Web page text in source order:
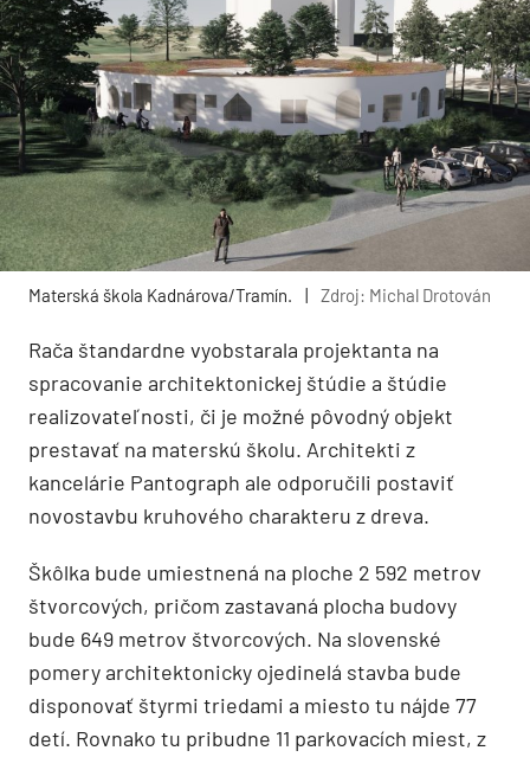
Materská škola Kadnárova/Tramín. Zdroj: Michal Drotován
Rača štandardne vyobstarala projektanta na
spracovanie architektonickej štúdie a štúdie
realizovateľnosti, či je možné pôvodný objekt
prestavať na materskú školu. Architekti z
kancelárie Pantograph ale odporučili postaviť
novostavbu kruhového charakteru z dreva.
Škôlka bude umiestnená na ploche 2 592 metrov
štvorcových, pričom zastavaná plocha budovy
bude 649 metrov štvorcových. Na slovenské
pomery architektonicky ojedinelá stavba bude
disponovať štyrmi triedami a miesto tu nájde 77
detí. Rovnako tu pribudne 11 parkovacích miest, z